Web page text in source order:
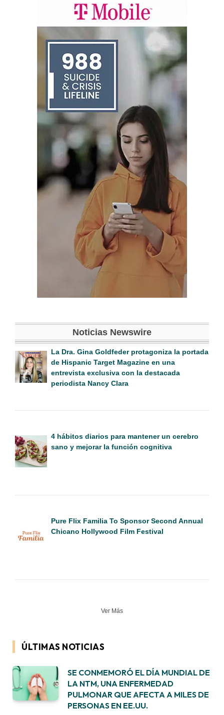
Noticias Newswire
La Dra. Gina Goldfeder protagoniza la portada
de Hispanic Target Magazine en una
entrevista exclusiva con la destacada
periodista Nancy Clara
4 hábitos diarios para mantener un cerebro
sano y mejorar la función cognitiva
Pure Flix Familia To Sponsor Second Annual
Chicano Hollywood Film Festival
Ver Más
ÚLTIMAS NOTICIAS
SE CONMEMORÓ EL DÍA MUNDIAL DE
LA NTM, UNA ENFERMEDAD
PULMONAR QUE AFECTA A MILES DE
PERSONAS EN EE.UU.